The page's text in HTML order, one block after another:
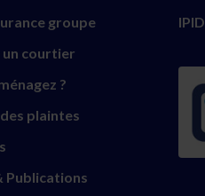
groupe
un courtier
?
plaintes
Publications
IPID